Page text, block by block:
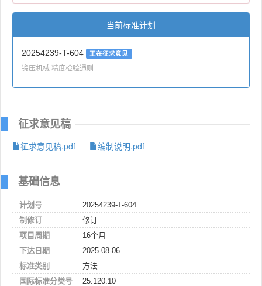
当前标准计划
20254239-T-604 正在征求意见
锻压机械 精度检验通则
征求意见稿
征求意见稿.pdf
编制说明.pdf
基础信息
计划号
20254239-T-604
制修订
修订
项目周期
16个月
下达日期
2025-08-06
标准类别
方法
国际标准分类号
25.120.10